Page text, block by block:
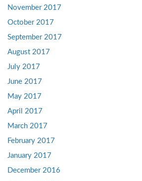
November 2017
October 2017
September 2017
August 2017
July 2017
June 2017
May 2017
April 2017
March 2017
February 2017
January 2017
December 2016